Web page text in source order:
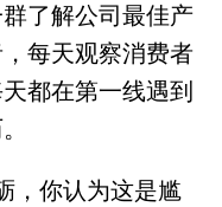
了解公司最佳产
每天观察消费者
都在第一线遇到
，你认为这是尴